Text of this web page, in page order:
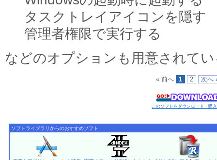
タスクトレイアイコンを隠す
管理者権限で実行する
などのオプションも用意されて
« 前へ 1 2 次へ
このソフトをダウンロード・購
ソフトライブラリからのおすすめソフト